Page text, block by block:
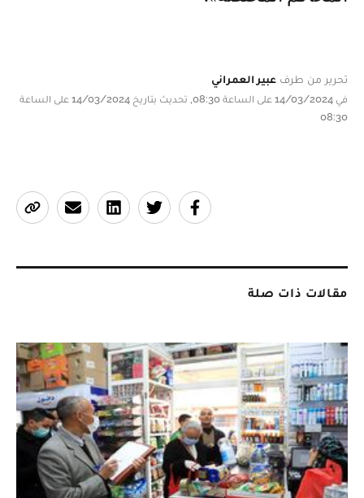
تحرير من طرف عبير العمراني
في 14/03/2024 على الساعة 08:30, تحديث بتاريخ 14/03/2024 على الساعة
08:30
مقالات ذات صلة